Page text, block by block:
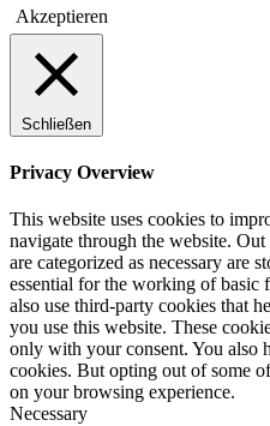
Akzeptieren
Schließen
Privacy Overview
This website uses cookies to
navigate through the website.
are categorized as necessary are
essential for the working of basic
also use third-party cookies that
you use this website. These
only with your consent. You also
cookies. But opting out of some
on your browsing experience.
Necessary